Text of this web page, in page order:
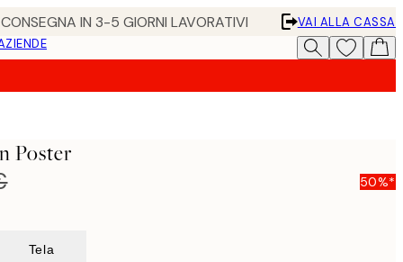
IN 3-5 GIORNI LAVORATIVI
VAI ALLA CASSA
Poster
50%*
Tela